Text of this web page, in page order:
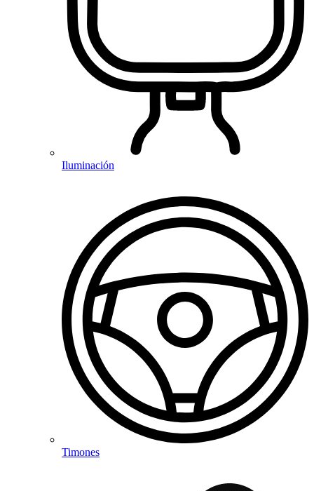
Iluminación
Timones